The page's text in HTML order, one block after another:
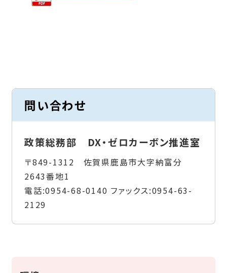
問い合わせ
政策総務部 DX・ゼロカーボン推進室
〒849-1312 佐賀県鹿島市大字納富分
2643番地1
電話:0954-68-0140 ファックス:0954-63-
2129